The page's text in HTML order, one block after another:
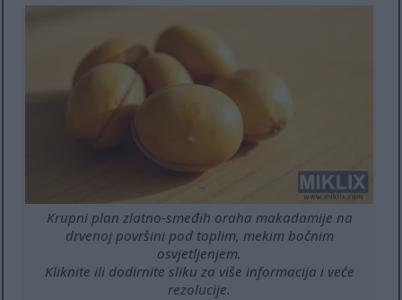
Krupni plan zlatno-smeđih oraha makadamije na
drvenoj površini pod toplim, mekim bočnim
osvjetljenjem.
Kliknite ili dodirnite sliku za više informacija i veće
rezolucije.